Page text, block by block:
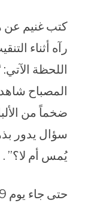
كتب غنيم عن
رآه أثناء
اللحظة
المصباح
ضخماً من
سؤال يدور
يُمس أم لا؟” .